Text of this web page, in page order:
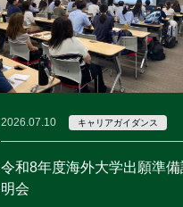
2026.07.10 キャリアガイダンス
令和8年度海外大学出願準
明会